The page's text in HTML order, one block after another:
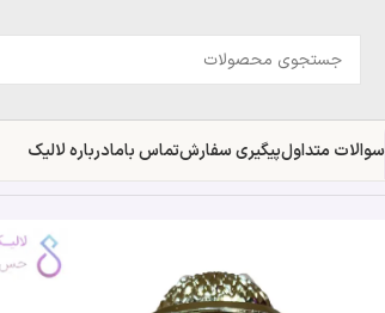
سوالات متداولپیگیری سفارشتماس بامادرباره لالیک